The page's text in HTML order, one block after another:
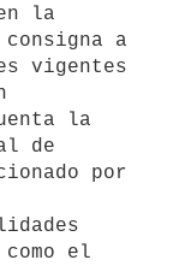
la
a
vigentes
la
de
por
el